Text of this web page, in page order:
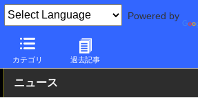
Powered by
カテゴリ 過去記事
PC Watch 半導体/周辺機器
ニュース